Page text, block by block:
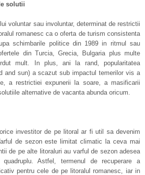
solutii
voluntar sau involuntar, determinat de restrictii
romanesc ca o oferta de turism consistenta
schimbarile politice din 1989 in ritmul sau
din Turcia, Grecia, Bulgaria plus multe
mult. In plus, ani la rand, popularitatea
and sun) a scazut sub impactul temerilor vis a
a restrictiei expunerii la soare, a masificarii
alternative de vacanta abunda oricum.
investitor de pe litoral ar fi util sa devenim
de sezon este limitat climatic la ceva mai
de pe alte litoraluri au varful de sezon adesea
Astfel, termenul de recuperare a
pentru cele de pe litoralul romanesc, iar in